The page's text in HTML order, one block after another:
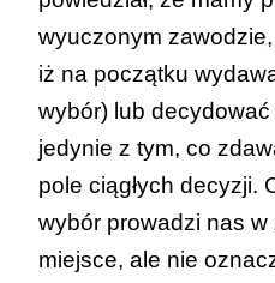
wyuczonym
iż na początku
wybór) lub
jedynie z tym, co
pole ciągłych decyzji.
wybór prowadzi nas w
miejsce, ale nie